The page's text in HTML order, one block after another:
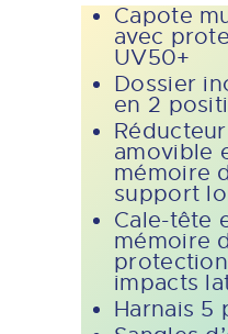
Capote
avec
UV50+
Dossier
en 2
amovible
mémoire
support
Cale-tête
mémoire
impacts
Harnais 5